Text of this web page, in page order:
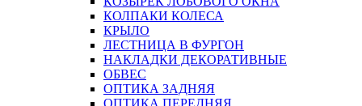
КОЛПАКИ КОЛЕСА
КРЫЛО
ЛЕСТНИЦА В ФУРГОН
НАКЛАДКИ ДЕКОРАТИВНЫЕ
ОБВЕС
ОПТИКА ЗАДНЯЯ
ОПТИКА ПЕРЕДНЯЯ